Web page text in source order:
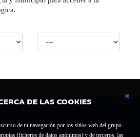
DE LAS COOKIES
de tu navegación por los sitios web del grupo
(ficheros de datos anónimos) y de terceros, las